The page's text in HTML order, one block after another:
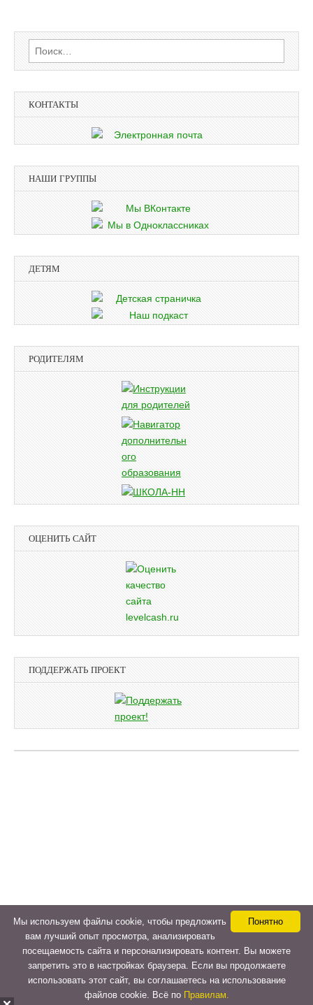
Найти:
КОНТАКТЫ
НАШИ ГРУППЫ
ДЕТЯМ
РОДИТЕЛЯМ
ОЦЕНИТЬ САЙТ
ПОДДЕРЖАТЬ ПРОЕКТ
Понятно
Мы используем файлы cookie, чтобы предложить
вам лучший опыт просмотра, анализировать
посещаемость сайта и персонализировать контент. Вы можете
запретить это в настройках браузера. Если вы продолжаете
использовать этот сайт, вы соглашаетесь на использование
файлов cookie. Всё по Правилам.